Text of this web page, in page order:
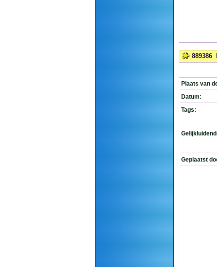
889386
Plaats van
Datum:
Tags:
Geplaatst